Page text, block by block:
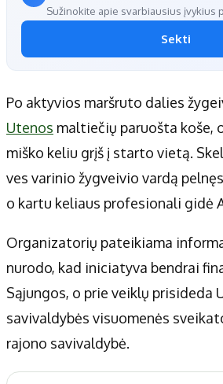
Sužinokite apie svarbiausius įvykius
Sekti
Po aktyvios maršruto dalies
Utenos maltiečių paruošta koše,
miško keliu grįš į starto vietą.
ves varinio žygveivio vardą
o kartu keliaus profesionali gidė
Organizatorių pateikiama
nurodo, kad iniciatyva bendrai
Sąjungos, o prie veiklų prisideda
savivaldybės visuomenės
rajono savivaldybė.